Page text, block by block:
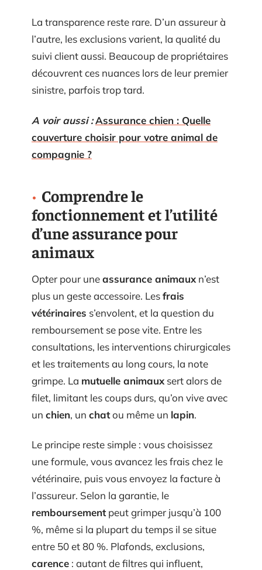
La transparence reste rare. D’un assureur à
l’autre, les exclusions varient, la qualité du
suivi client aussi. Beaucoup de propriétaires
découvrent ces nuances lors de leur premier
sinistre, parfois trop tard.
A voir aussi :Assurance chien : Quelle
couverture choisir pour votre animal de
compagnie ?
Comprendre le
fonctionnement et l’utilité
d’une assurance pour
animaux
Opter pour uneassurance animaux n’est
plus un geste accessoire. Lesfrais
vétérinaires s’envolent, et la question du
remboursement se pose vite. Entre les
consultations, les interventions chirurgicales
et les traitements au long cours, la note
grimpe. La mutuelle animaux sert alors de
filet, limitant les coups durs, qu’on vive avec
un chien, un chatou même un lapin.
Le principe reste simple : vous choisissez
une formule, vous avancez les frais chez le
vétérinaire, puis vous envoyez la facture à
l’assureur. Selon la garantie, le
remboursementpeut grimper jusqu’à 100
%, même si la plupart du temps il se situe
entre 50 et 80 %. Plafonds, exclusions,
carence : autant de filtres qui influent,